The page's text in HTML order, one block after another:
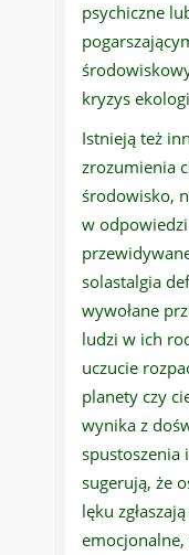
psychiczne
kryzys
Istnieją też
zrozumienia
środowisko,
w
solastalgia
wywołane
ludzi w ich
uczucie
planety czy
wynika z
spustoszenia
sugerują, że
lęku